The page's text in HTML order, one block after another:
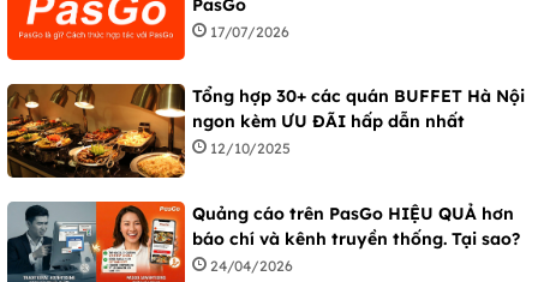
PasGo
17/07/2026
Tổng hợp 30+ các quán BUFFET Hà Nội
ngon kèm ƯU ĐÃI hấp dẫn nhất
12/10/2025
Quảng cáo trên PasGo HIỆU QUẢ hơn
báo chí và kênh truyền thống. Tại sao?
24/04/2026